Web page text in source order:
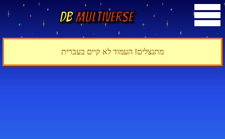
DBMultiverse
מתנצלים! העמוד לא קיים בעברית